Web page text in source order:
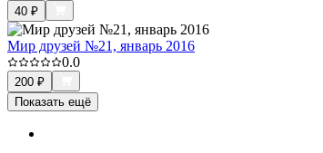
40 ₽
Мир друзей №21, январь 2016
0.0
200 ₽
Показать ещё